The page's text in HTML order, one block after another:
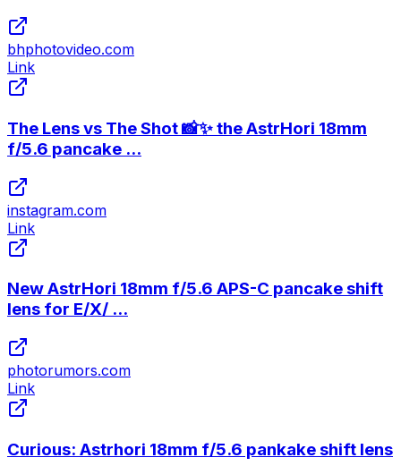
bhphotovideo.com
Link
The Lens vs The Shot 📸✨ the AstrHori 18mm
f/5.6 pancake ...
instagram.com
Link
New AstrHori 18mm f/5.6 APS-C pancake shift
lens for E/X/ ...
photorumors.com
Link
Curious: Astrhori 18mm f/5.6 pankake shift lens